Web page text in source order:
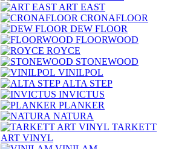
ART EAST
CRONAFLOOR
DEW FLOOR
FLOORWOOD
ROYCE
STONEWOOD
VINILPOL
ALTA STEP
INVICTUS
PLANKER
NATURA
TARKETT
ART VINYL